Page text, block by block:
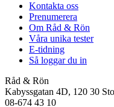
Kontakta oss
Prenumerera
Om Råd & Rön
Våra unika tester
E-tidning
Så loggar du in
Råd & Rön
Kabyssgatan 4D, 120 30
08-674 43 10